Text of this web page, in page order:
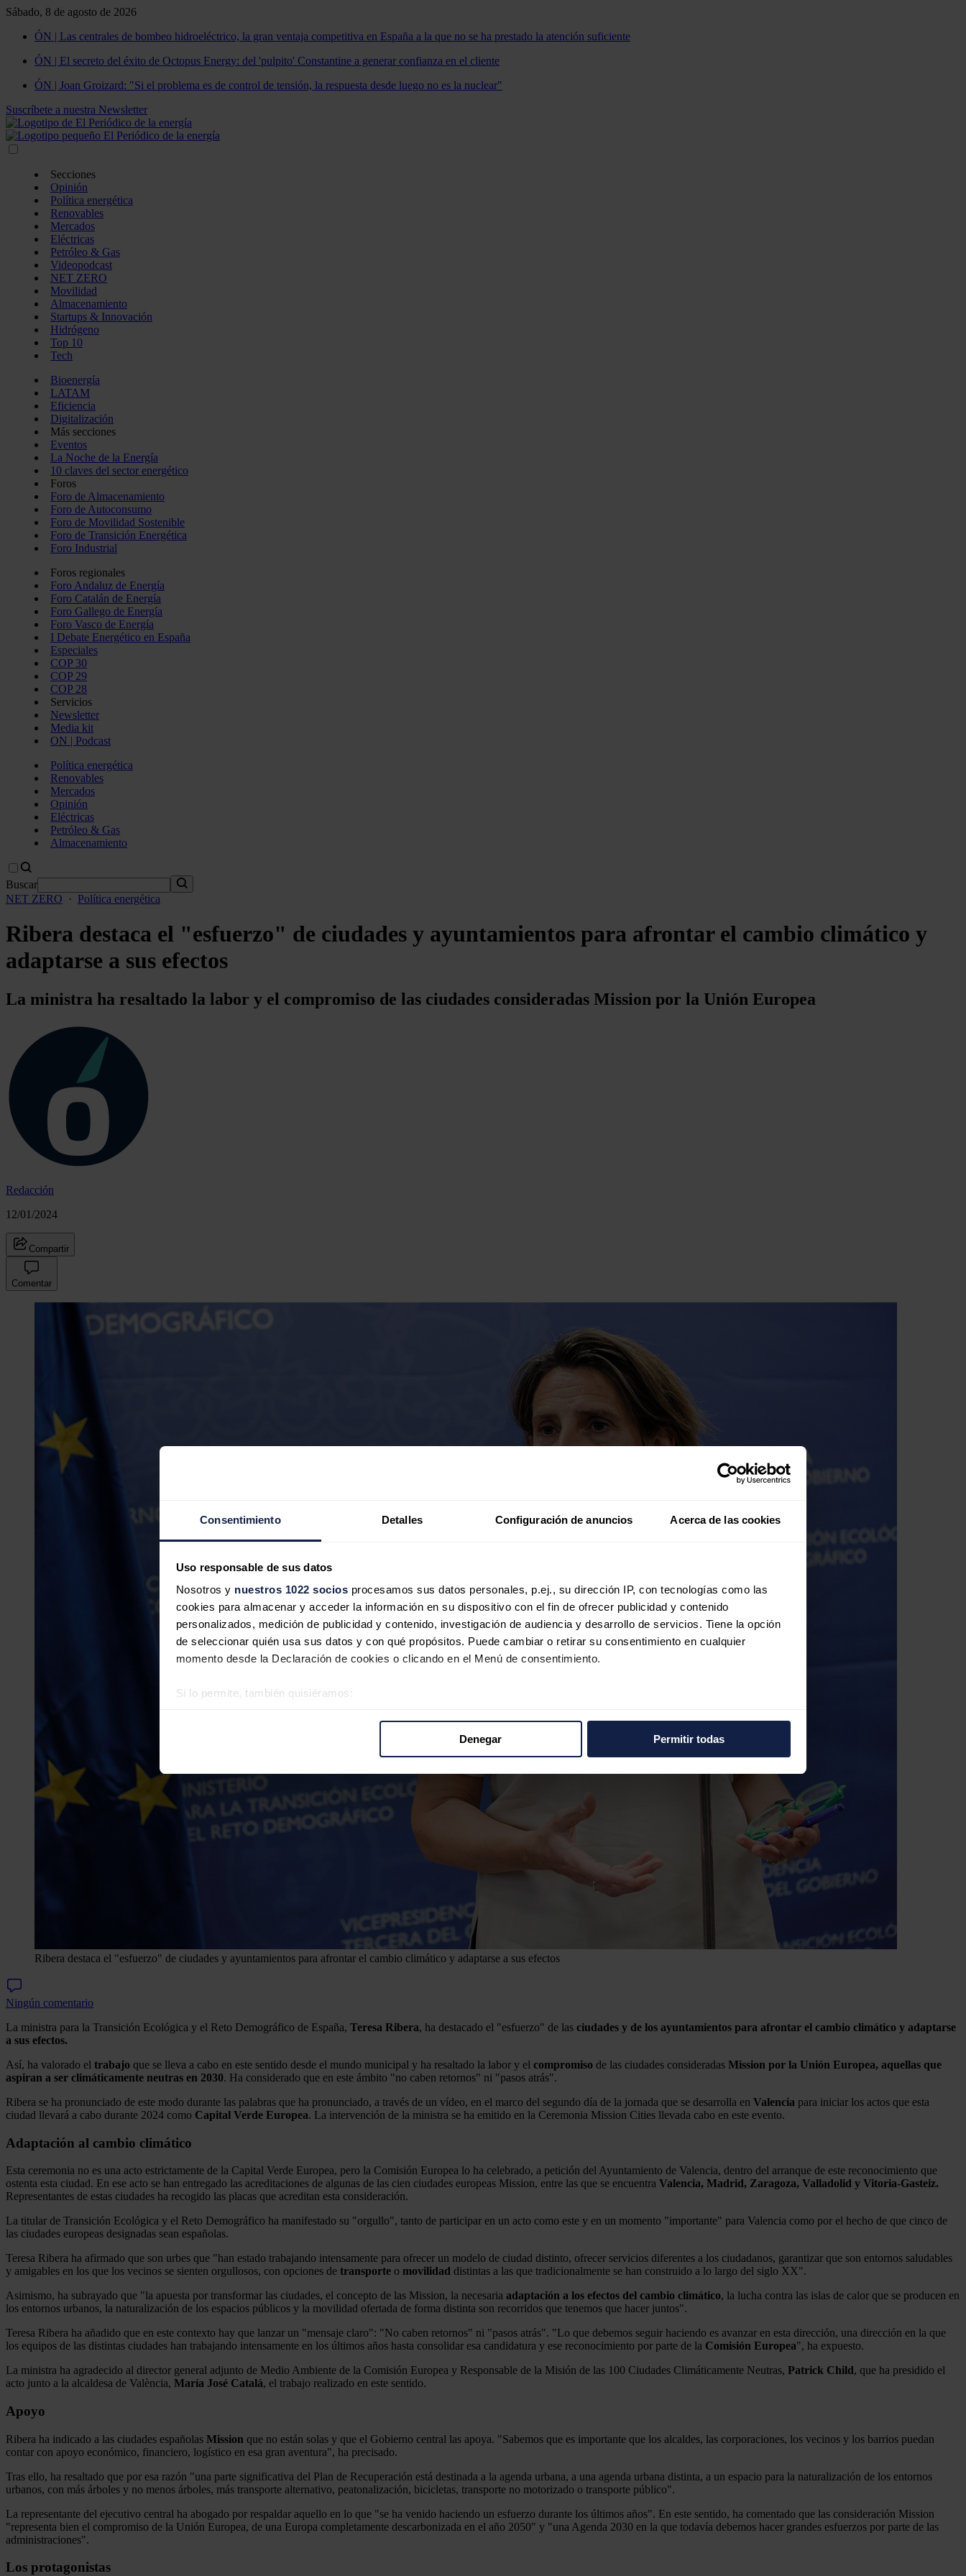
Consentimiento Detalles Configuración de anuncios Acerca de las cookies
Uso responsable de sus datos
Nosotros y nuestros 1022 socios procesamos sus datos personales, p.ej., su dirección IP, con tecnologías como las
cookies para almacenar y acceder la información en su dispositivo con el fin de ofrecer publicidad y contenido
personalizados, medición de publicidad y contenido, investigación de audiencia y desarrollo de servicios. Tiene la opción
de seleccionar quién usa sus datos y con qué propósitos. Puede cambiar o retirar su consentimiento en cualquier
momento desde la Declaración de cookies o clicando en el Menú de consentimiento.
Si lo permite, también quisiéramos:
Las cookies de este sitio web se usan para personalizar el contenido y los anuncios, ofrecer funciones de redes sociales
y analizar el tráfico. Además, compartimos información sobre el uso que haga del sitio web con nuestros partners de
redes sociales, publicidad y análisis web, quienes pueden combinarla con otra información que les haya proporcionado o
que hayan recopilado a partir del uso que haya hecho de sus servicios.
Denegar Permitir todas
Sábado, 8 de agosto de 2026
ÓN | Las centrales de bombeo hidroeléctrico, la gran ventaja competitiva en España a la que no se ha prestado la atención suficiente
ÓN | El secreto del éxito de Octopus Energy: del 'pulpito' Constantine a generar confianza en el cliente
ÓN | Joan Groizard: "Si el problema es de control de tensión, la respuesta desde luego no es la nuclear"
Suscríbete a nuestra Newsletter
Secciones
Opinión
Política energética
Renovables
Mercados
Eléctricas
Petróleo & Gas
Videopodcast
NET ZERO
Movilidad
Almacenamiento
Startups & Innovación
Hidrógeno
Top 10
Tech
Bioenergía
LATAM
Eficiencia
Digitalización
Más secciones
Eventos
La Noche de la Energía
10 claves del sector energético
Foros
Foro de Almacenamiento
Foro de Autoconsumo
Foro de Movilidad Sostenible
Foro de Transición Energética
Foro Industrial
Foros regionales
Foro Andaluz de Energía
Foro Catalán de Energía
Foro Gallego de Energía
Foro Vasco de Energía
I Debate Energético en España
Especiales
COP 30
COP 29
COP 28
Servicios
Newsletter
Media kit
ON | Podcast
Política energética
Renovables
Mercados
Opinión
Eléctricas
Petróleo & Gas
Almacenamiento
Buscar
NET ZERO
· Política energética
Ribera destaca el "esfuerzo" de ciudades y ayuntamientos para afrontar el cambio climático y
adaptarse a sus efectos
La ministra ha resaltado la labor y el compromiso de las ciudades consideradas Mission por la Unión Europea
Redacción
12/01/2024
Compartir
Comentar
Ribera destaca el "esfuerzo" de ciudades y ayuntamientos para afrontar el cambio climático y adaptarse a sus efectos
Ningún comentario
La ministra para la Transición Ecológica y el Reto Demográfico de España, Teresa Ribera, ha destacado el "esfuerzo" de las ciudades y de los ayuntamientos para afrontar el cambio climático y adaptarse
a sus efectos.
Así, ha valorado el trabajo que se lleva a cabo en este sentido desde el mundo municipal y ha resaltado la labor y el compromiso de las ciudades consideradas Mission por la Unión Europea, aquellas que
aspiran a ser climáticamente neutras en 2030. Ha considerado que en este ámbito "no caben retornos" ni "pasos atrás".
Ribera se ha pronunciado de este modo durante las palabras que ha pronunciado, a través de un vídeo, en el marco del segundo día de la jornada que se desarrolla en Valencia para iniciar los actos que esta
ciudad llevará a cabo durante 2024 como Capital Verde Europea. La intervención de la ministra se ha emitido en la Ceremonia Mission Cities llevada cabo en este evento.
Adaptación al cambio climático
Esta ceremonia no es una acto estrictamente de la Capital Verde Europea, pero la Comisión Europea lo ha celebrado, a petición del Ayuntamiento de Valencia, dentro del arranque de este reconocimiento que
ostenta esta ciudad. En ese acto se han entregado las acreditaciones de algunas de las cien ciudades europeas Mission, entre las que se encuentra Valencia, Madrid, Zaragoza, Valladolid y Vitoria-Gasteiz.
Representantes de estas ciudades ha recogido las placas que acreditan esta consideración.
La titular de Transición Ecológica y el Reto Demográfico ha manifestado su "orgullo", tanto de participar en un acto como este y en un momento "importante" para Valencia como por el hecho de que cinco de
las ciudades europeas designadas sean españolas.
Teresa Ribera ha afirmado que son urbes que "han estado trabajando intensamente para ofrecer un modelo de ciudad distinto, ofrecer servicios diferentes a los ciudadanos, garantizar que son entornos saludables
y amigables en los que los vecinos se sienten orgullosos, con opciones de transporte o movilidad distintas a las que tradicionalmente se han construido a lo largo del siglo XX".
Asimismo, ha subrayado que "la apuesta por transformar las ciudades, el concepto de las Mission, la necesaria adaptación a los efectos del cambio climático, la lucha contra las islas de calor que se producen en
los entornos urbanos, la naturalización de los espacios públicos y la movilidad ofertada de forma distinta son recorridos que tenemos que hacer juntos".
Teresa Ribera ha añadido que en este contexto hay que lanzar un "mensaje claro": "No caben retornos" ni "pasos atrás". "Lo que debemos seguir haciendo es avanzar en esta dirección, una dirección en la que
los equipos de las distintas ciudades han trabajando intensamente en los últimos años hasta consolidar esa candidatura y ese reconocimiento por parte de la Comisión Europea", ha expuesto.
La ministra ha agradecido al director general adjunto de Medio Ambiente de la Comisión Europea y Responsable de la Misión de las 100 Ciudades Climáticamente Neutras, Patrick Child, que ha presidido el
acto junto a la alcaldesa de València, María José Catalá, el trabajo realizado en este sentido.
Apoyo
Ribera ha indicado a las ciudades españolas Mission que no están solas y que el Gobierno central las apoya. "Sabemos que es importante que los alcaldes, las corporaciones, los vecinos y los barrios puedan
contar con apoyo económico, financiero, logístico en esa gran aventura", ha precisado.
Tras ello, ha resaltado que por esa razón "una parte significativa del Plan de Recuperación está destinada a la agenda urbana, a una agenda urbana distinta, a un espacio para la naturalización de los entornos
urbanos, con más árboles y no menos árboles, más transporte alternativo, peatonalización, bicicletas, transporte no motorizado o transporte público".
La representante del ejecutivo central ha abogado por respaldar aquello en lo que "se ha venido haciendo un esfuerzo durante los últimos años". En este sentido, ha comentado que las consideración Mission
"representa bien el compromiso de la Unión Europea, de una Europa completamente descarbonizada en el año 2050" y "una Agenda 2030 en la que todavía debemos hacer grandes esfuerzos por parte de las
administraciones".
Los protagonistas